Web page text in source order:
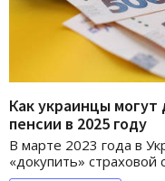
Как украинцы могут
пенсии в 2025 году
В марте 2023 года в
«докупить» страховой